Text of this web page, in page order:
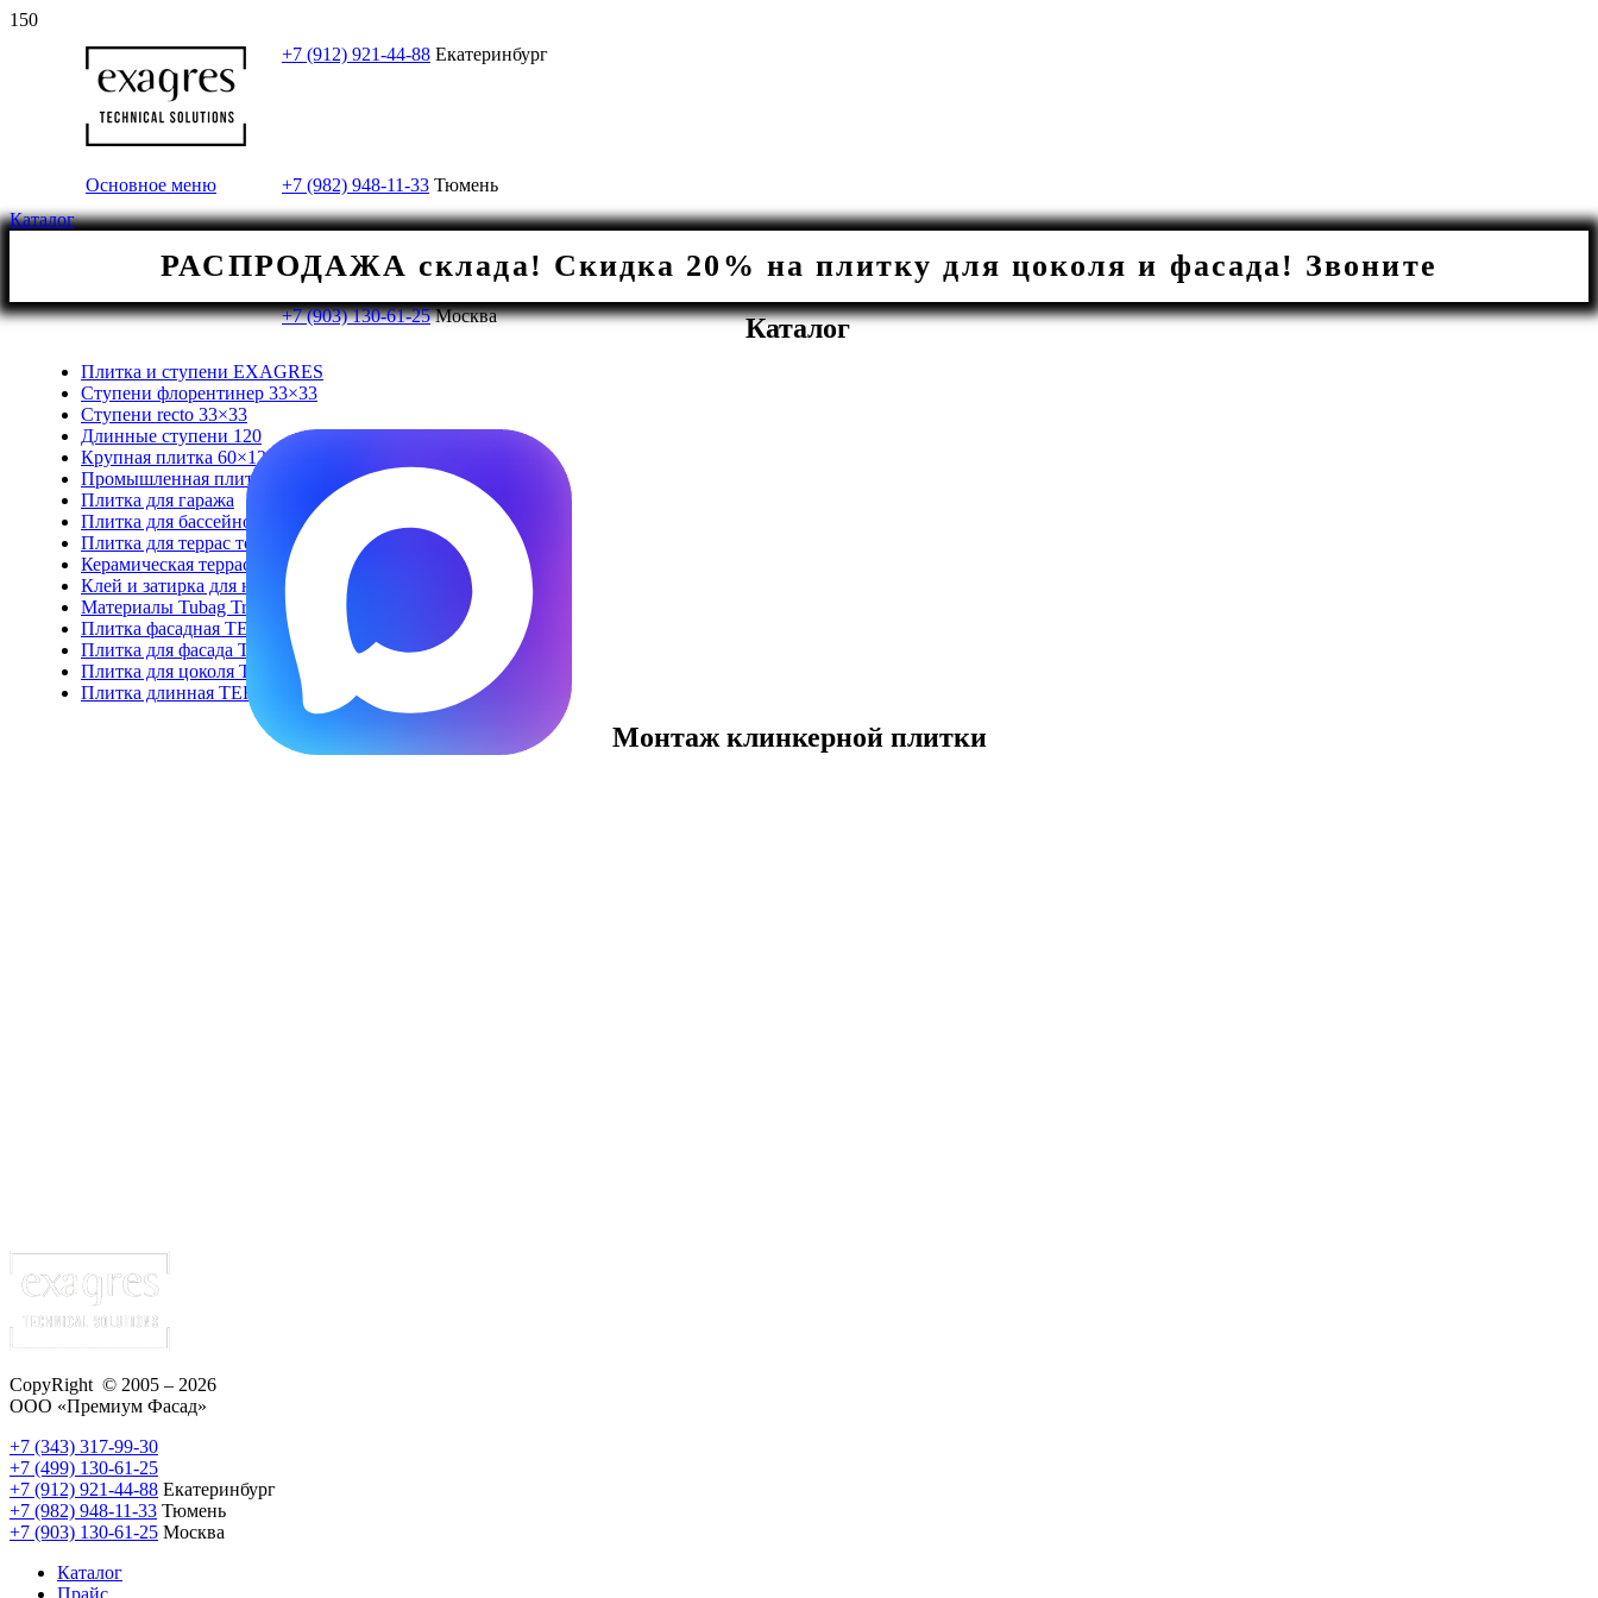
+7 (912) 921-44-88 Екатеринбург
+7 (982) 948-11-33 Тюмень
+7 (903) 130-61-25Москва
Основное меню
Каталог
РАСПРОДАЖА склада! Скидка 20% на плитку для цоколя и фасада! Звоните
Каталог
Плитка и ступени EXAGRES
Ступени флорентинер 33×33
Ступени recto 33×33
Длинные ступени 120
Крупная плитка 60×120/120×120
Промышленная плитка
Плитка для гаража
Плитка для бассейнов
Плитка для террас толщина 20 мм
Керамическая террасная доска
Клей и затирка для напольной плитки и ступеней
Материалы Tubag Trass для укладки керамогранита 2 см
Плитка фасадная TERRA Collection
Плитка для фасада TERRAMIG
Плитка для цоколя TERRABIG
Плитка длинная TERRALONG
Монтаж клинкерной плитки
CopyRight © 2005 – 2026
ООО «Премиум Фасад»
+7 (343) 317-99-30
+7 (499) 130-61-25
+7 (912) 921-44-88 Екатеринбург
+7 (982) 948-11-33 Тюмень
+7 (903) 130-61-25 Москва
Каталог
Прайс